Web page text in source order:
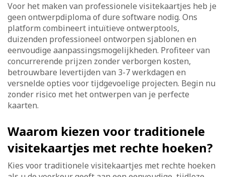
Voor het maken van professionele visitekaartjes heb je
geen ontwerpdiploma of dure software nodig. Ons
platform combineert intuïtieve ontwerptools,
duizenden professioneel ontworpen sjablonen en
eenvoudige aanpassingsmogelijkheden. Profiteer van
concurrerende prijzen zonder verborgen kosten,
betrouwbare levertijden van 3-7 werkdagen en
versnelde opties voor tijdgevoelige projecten. Begin nu
zonder risico met het ontwerpen van je perfecte
kaarten.
Waarom kiezen voor traditionele
visitekaartjes met rechte hoeken?
Kies voor traditionele visitekaartjes met rechte hoeken